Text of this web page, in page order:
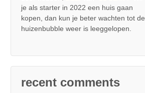
je als starter in 2022 een huis gaan
kopen, dan kun je beter wachten tot de
huizenbubble weer is leeggelopen.
recent comments